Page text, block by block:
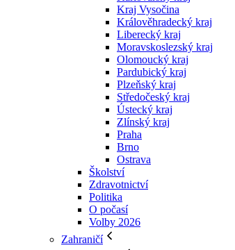
Kraj Vysočina
Králověhradecký kraj
Liberecký kraj
Moravskoslezský kraj
Olomoucký kraj
Pardubický kraj
Plzeňský kraj
Středočeský kraj
Ústecký kraj
Zlínský kraj
Praha
Brno
Ostrava
Školství
Zdravotnictví
Politika
O počasí
Volby 2026
Zahraničí